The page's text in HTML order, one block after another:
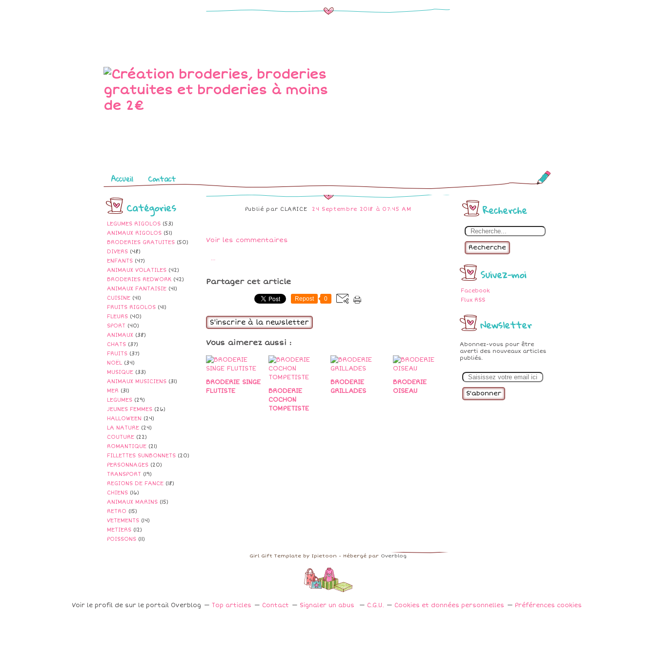
Pages
Accueil Contact
Catégories
LEGUMES RIGOLOS (53)
ANIMAUX RIGOLOS (51)
BRODERIES GRATUITES (50)
DIVERS (48)
ENFANTS (47)
ANIMAUX VOLATILES (42)
BRODERIES REDWORK (42)
ANIMAUX FANTAISIE (41)
CUISINE (41)
FRUITS RIGOLOS (41)
FLEURS (40)
SPORT (40)
ANIMAUX (38)
CHATS (37)
FRUITS (37)
NOËL (34)
MUSIQUE (33)
ANIMAUX MUSICIENS (31)
MER (31)
LEGUMES (29)
JEUNES FEMMES (26)
HALLOWEEN (24)
LA NATURE (24)
COUTURE (22)
ROMANTIQUE (21)
FILLETTES SUNBONNETS (20)
PERSONNAGES (20)
TRANSPORT (19)
REGIONS DE FANCE (18)
CHIENS (16)
ANIMAUX MARINS (15)
RETRO (15)
VETEMENTS (14)
METIERS (12)
POISSONS (11)
Recherche
Recherche
Suivez-moi
Facebook
Flux RSS
Newsletter
Abonnez-vous pour être
averti des nouveaux articles
publiés.
m
Publié par CLARICE 24 Septembre 2018 à 07:45 AM
Voir les commentaires
…
Partager cet article
Repost 0
S'inscrire à la newsletter
Vous aimerez aussi :
BRODERIE SINGE
FLUTISTE
BRODERIE
COCHON
TOMPETISTE
BRODERIE
GRILLADES
BRODERIE
OISEAU
Girl Gift Template by Ipietoon - Hébergé par Overblog
Voir le profil de sur le portail Overblog Top articles Contact Signaler un abus C.G.U. Cookies et données personnelles Préférences cookies